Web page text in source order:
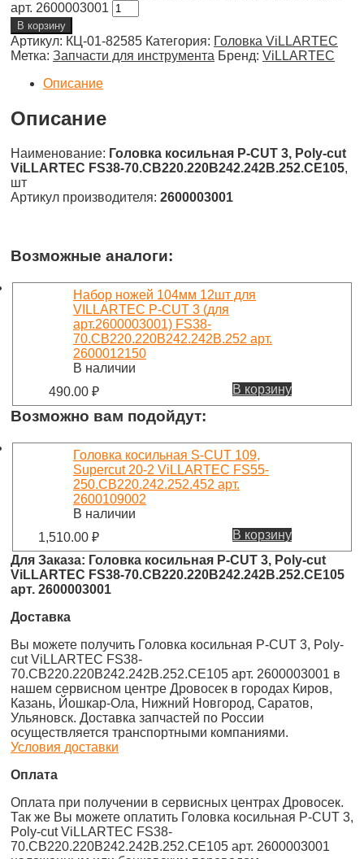
арт. 2600003001
В корзину
Артикул: КЦ-01-82585 Категория: Головка ViLLARTEC
Метка: Запчасти для инструмента Бренд: ViLLARTEC
Описание
Описание
Наименование: Головка косильная P-CUT 3, Poly-cut
ViLLARTEC FS38-70.CB220.220B242.242B.252.CE105,
шт
Артикул производителя: 2600003001
Возможные аналоги:
Набор ножей 104мм 12шт для
VILLARTEC P-CUT 3 (для
арт.2600003001) FS38-
70.CB220.220B242.242B.252 арт.
2600012150
В наличии
490.00 ₽ В корзину
Возможно вам подойдут:
Головка косильная S-CUT 109,
Supercut 20-2 ViLLARTEC FS55-
250.CB220.242.252.452 арт.
2600109002
В наличии
1,510.00 ₽
В корзину
Для Заказа: Головка косильная P-CUT 3, Poly-cut
ViLLARTEC FS38-70.CB220.220B242.242B.252.CE105
арт. 2600003001
Доставка
Вы можете получить Головка косильная P-CUT 3, Poly-
cut ViLLARTEC FS38-
70.CB220.220B242.242B.252.CE105 арт. 2600003001 в
нашем сервисном центре Дровосек в городах Киров,
Казань, Йошкар-Ола, Нижний Новгород, Саратов,
Ульяновск. Доставка запчастей по России
осуществляется транспортными компаниями.
Условия доставки
Оплата
Оплата при получении в сервисных центрах Дровосек.
Так же Вы можете оплатить Головка косильная P-CUT 3,
Poly-cut ViLLARTEC FS38-
70.CB220.220B242.242B.252.CE105 арт. 2600003001